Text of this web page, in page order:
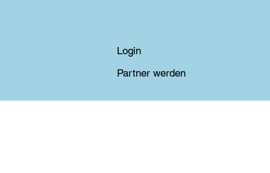
Login
Partner werden